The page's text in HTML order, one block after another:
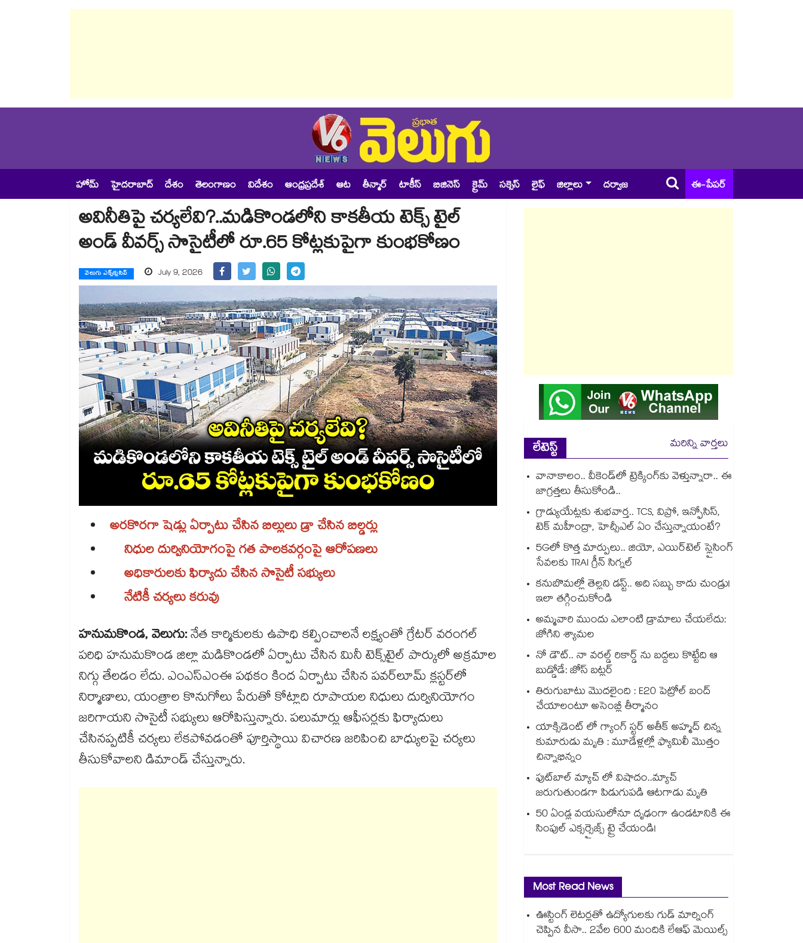
హోమ్ హైదరాబాద్ దేశం తెలంగాణం విదేశం ఆంధ్రప్రదేశ్ ఆట తీన్మార్ టాకీస్ బిజినెస్ క్రైమ్ సక్సెస్ లైఫ్ జిల్లాలు దర్వాజ ఈ-పేపర్
అవినీతిపై చర్యలేవి?..మడికొండలోని కాకతీయ టెక్స్ టైల్
అండ్ వీవర్స్ సొసైటీలో రూ.65 కోట్లకుపైగా కుంభకోణం
వెలుగు ఎక్స్‌క్లుసివ్ July 9, 2026
అరకొరగా షెడ్లు ఏర్పాటు చేసిన బిల్లులు డ్రా చేసిన బిల్డర్లు
నిధుల దుర్వినియోగంపై గత పాలకవర్గంపై ఆరోపణలు
అధికారులకు ఫిర్యాదు చేసిన సొసైటీ సభ్యులు
నేటికీ చర్యలు కరువు
హనుమకొండ, వెలుగు:నేత కార్మికులకు ఉపాధి కల్పించాలనే లక్ష్యంతో గ్రేటర్​ వరంగల్​
పరిధి హనుమకొండ జిల్లా మడికొండలో ఏర్పాటు చేసిన మినీ టెక్స్‌‌టైల్ పార్కులో అక్రమాల
నిగ్గు తేలడం లేదు. ఎంఎస్‌‌ఎంఈ పథకం కింద ఏర్పాటు చేసిన పవర్‌‌లూమ్ క్లస్టర్‌‌లో
నిర్మాణాలు, యంత్రాల కొనుగోలు పేరుతో కోట్లాది రూపాయల నిధులు దుర్వినియోగం
జరిగాయని సొసైటీ సభ్యులు ఆరోపిస్తున్నారు. పలుమార్లు ఆఫీసర్లకు ఫిర్యాదులు
చేసినప్పటికీ చర్యలు లేకపోవడంతో పూర్తిస్థాయి విచారణ జరిపించి బాధ్యులపై చర్యలు
తీసుకోవాలని డిమాండ్ చేస్తున్నారు.
లేటెస్ట్
మరిన్ని వార్తలు
వానాకాలం.. వీకెండ్‏లో ట్రెక్కింగ్‎కు వెళ్తున్నారా.. ఈ
జాగ్రత్తలు తీసుకోండి..
గ్రాడ్యుయేట్లకు శుభవార్త.. TCS, విప్రో, ఇన్ఫోసిస్,
టెక్ మహీంద్రా, హెచ్సీఎల్ ఏం చేస్తున్నాయంటే?
5Gలో కొత్త మార్పులు.. జియో, ఎయిర్‌టెల్ స్లైసింగ్
సేవలకు TRAI గ్రీన్ సిగ్నల్
కనుబొమల్లో తెల్లని డస్ట్.. అది సబ్బు కాదు చుండ్రు!
ఇలా తగ్గించుకోండి
అమ్మవారి ముందు ఎలాంటి డ్రామాలు చేయలేదు:
జోగిని శ్యామల
నో డౌట్.. నా వరల్డ్ రికార్డ్ ను బద్దలు కొట్టేది ఆ
బుడ్డోడే: జోస్ బట్లర్
తిరుగుబాటు మొదలైంది : E20 పెట్రోల్ బంద్
చేయాలంటూ అసెంబ్లీ తీర్మానం
యాక్సిడెంట్ లో గ్యాంగ్ స్టర్ అతీక్ అహ్మద్ చిన్న
కుమారుడు మృతి : మూడేళ్లల్లో ఫ్యామిలీ మొత్తం
చిన్నాభిన్నం
ఫుట్‌బాల్ మ్యాచ్ లో విషాదం..మ్యాచ్
జరుగుతుండగా పిడుగుపడి ఆటగాడు మృతి
50 ఏండ్ల వయసులోనూ దృఢంగా ఉండటానికి ఈ
సింపుల్ ఎక్సర్సైజ్స్ ట్రై చేయండి!
Most Read News
ఊస్టింగ్ లెటర్లతో ఉద్యోగులకు గుడ్ మార్నింగ్
చెప్పిన వీసా.. 2వేల 600 మందికి లేఆఫ్ మెయిల్స్